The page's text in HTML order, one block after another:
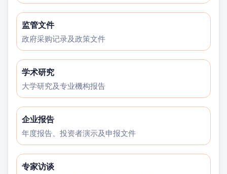
监管文件
政府采购记录及政策文件
学术研究
大学研究及专业機构报告
企业报告
年度报告、投资者演示及申报文件
专家访谈